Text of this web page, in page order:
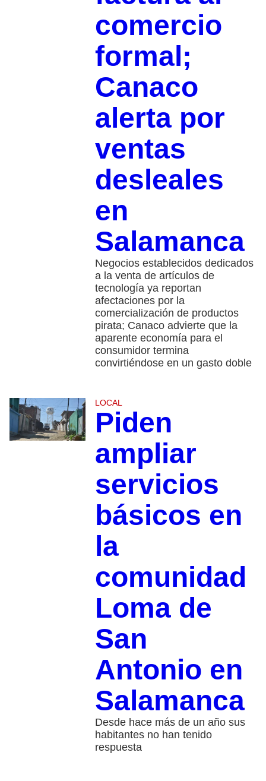
comercio
formal;
Canaco
alerta por
ventas
desleales
en
Salamanca
Negocios establecidos dedicados
a la venta de artículos de
tecnología ya reportan
afectaciones por la
comercialización de productos
pirata; Canaco advierte que la
aparente economía para el
consumidor termina
convirtiéndose en un gasto doble
LOCAL
Piden
ampliar
servicios
básicos en
la
comunidad
Loma de
San
Antonio en
Salamanca
Desde hace más de un año sus
habitantes no han tenido
respuesta